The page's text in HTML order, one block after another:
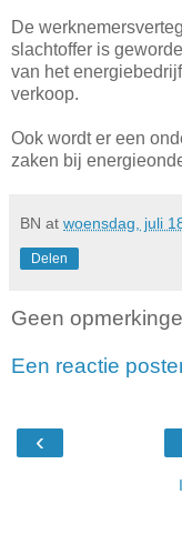
De
slachtoffer is
van het
verkoop.
Ook wordt er een
zaken bij
BN at woensdag, juli
Delen
Geen
Een reactie
‹